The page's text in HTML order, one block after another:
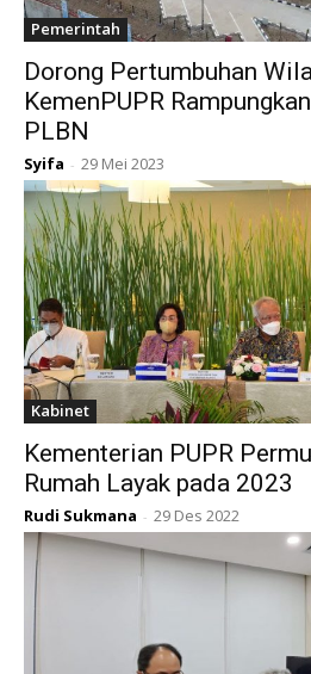
Pemerintah
Dorong Pertumbuhan
KemenPUPR
PLBN
Syifa - 29 Mei 2023
Kabinet
Kementerian PUPR
Rumah Layak pada 2023
Rudi Sukmana - 29 Des 2022